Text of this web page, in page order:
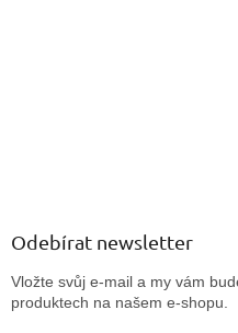
Odebírat newsletter
Vložte svůj e-mail a my vám
produktech na našem e-shopu.